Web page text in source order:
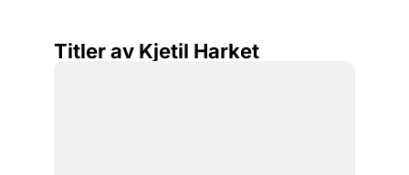
Titler av Kjetil Harket